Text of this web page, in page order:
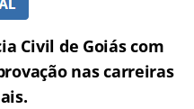
Civil de Goiás com
nas carreiras